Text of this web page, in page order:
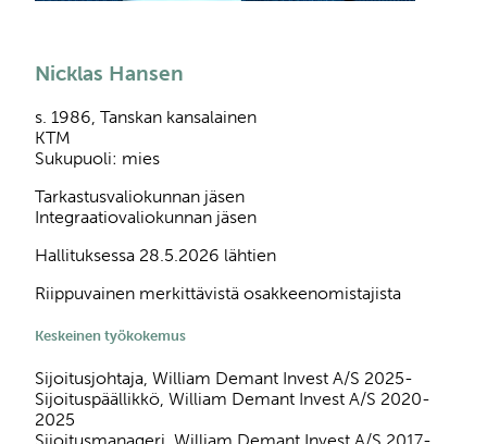
Nicklas Hansen
s. 1986, Tanskan kansalainen
KTM
Sukupuoli: mies
Tarkastusvaliokunnan jäsen
Integraatiovaliokunnan jäsen
Hallituksessa 28.5.2026 lähtien
Riippuvainen merkittävistä osakkeenomistajista
Keskeinen työkokemus
Sijoitusjohtaja, William Demant Invest A/S 2025-
Sijoituspäällikkö, William Demant Invest A/S 2020-
2025